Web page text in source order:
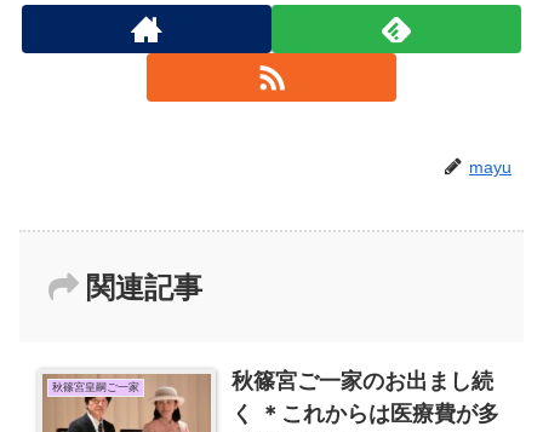
mayu
関連記事
秋篠宮皇嗣ご一家
秋篠宮ご一家のお出まし続
く ＊これからは医療費が多